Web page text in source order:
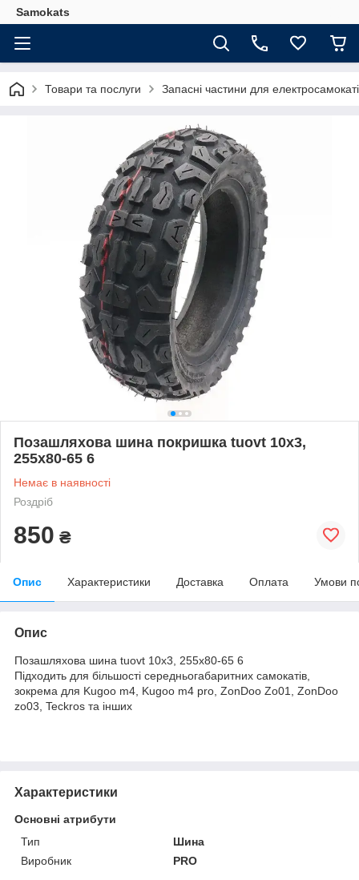
Samokats
Товари та послуги Запасні частини для
Позашляхова шина покришка tuovt 10х3,
255х80-65 6
Немає в наявності
Роздріб
850 ₴
Опис Характеристики Доставка Оплата Умови
Опис
Позашляхова шина tuovt 10х3, 255х80-65 6
Підходить для більшості середньогабаритних самокатів,
зокрема для Kugoo m4, Kugoo m4 pro, ZonDoo Zo01, ZonDoo
zo03, Teckros та інших
Характеристики
Основні атрибути
Тип
Шина
Виробник
PRO